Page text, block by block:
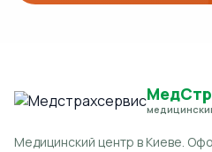
Медицинский центр в Киеве.